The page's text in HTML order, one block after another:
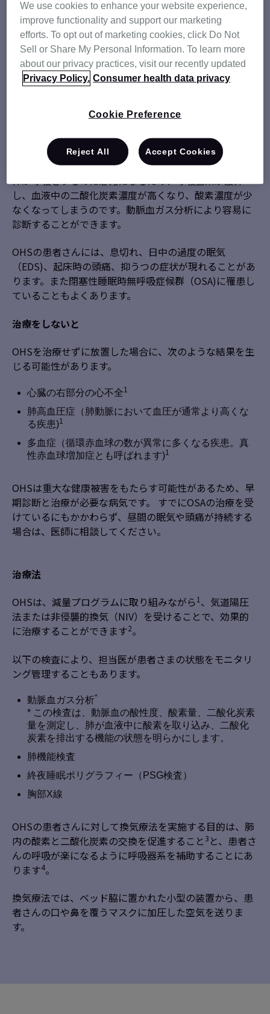
(OHS)、神経筋疾患 (NMD)、拘束性肺疾患、および小児
呼吸器疾患です。
OHS
肥満低換気症候群(OHS)は肥満の方に見られる呼吸障害
です。 低換気症候群は、呼吸が浅すぎる、または遅すぎ
る状態を意味します。
体が呼吸をするのに必死になるため、呼吸器系が疲弊
し、血液中の二酸化炭素濃度が高くなり、酸素濃度が少
なくなってしまうのです。動脈血ガス分析により容易に
診断することができます。
OHSの患者さんには、息切れ、日中の過度の眠気
（EDS)、起床時の頭痛、抑うつの症状が現れることがあ
ります。また閉塞性睡眠時無呼吸症候群（OSA)に罹患し
ていることもよくあります。
治療をしないと
OHSを治療せずに放置した場合に、次のような結果を生
じる可能性があります。
心臓の右部分の心不全1
肺高血圧症（肺動脈において血圧が通常より高くな
る疾患)1
多血症（循環赤血球の数が異常に多くなる疾患。真
性赤血球増加症とも呼ばれます)1
OHSは重大な健康被害をもたらす可能性があるため、早
期診断と治療が必要な病気です。 すでにOSAの治療を受
けているにもかかわらず、昼間の眠気や頭痛が持続する
場合は、医師に相談してください。
治療法
OHSは、減量プログラムに取り組みながら1 、気道陽圧
法または非侵襲的換気（NIV）を受けることで、効果的
に治療することができます2。
以下の検査により、担当医が患者さまの状態をモニタリ
ング管理することもあります。
動脈血ガス分析*
* この検査は、動脈血の酸性度、酸素量、二酸化炭素
量を測定し、肺が血液中に酸素を取り込み、二酸化
炭素を排出する機能の状態を明らかにします。
肺機能検査
終夜睡眠ポリグラフィー（PSG検査）
胸部X線
OHSの患者さんに対して換気療法を実施する目的は、肺
内の酸素と二酸化炭素の交換を促進すること 3 と、患者さ
んの呼吸が楽になるように呼吸器系を補助することにあ
ります4。
換気療法では、ベッド脇に置かれた小型の装置から、患
者さんの口や鼻を覆うマスクに加圧した空気を送りま
す。
We use cookies to enhance your website experience,
improve functionality and support our marketing
efforts. To opt out of marketing cookies, click Do Not
Sell or Share My Personal Information. To learn more
about our privacy practices, visit our recently updated
Privacy Policy. Consumer health data privacy
Cookie Preference
Reject All Accept Cookies